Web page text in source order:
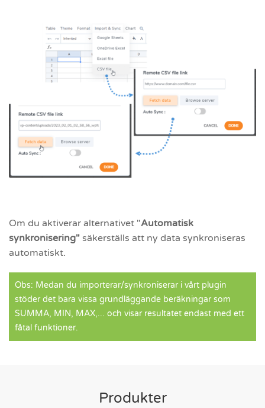
Om du aktiverar alternativet "Automatisk
synkronisering" säkerställs att ny data synkroniseras
automatiskt.
Obs: Medan du importerar/synkroniserar i vårt plugin
stöder det bara vissa grundläggande beräkningar som
SUMMA, MIN, MAX,... och visar resultatet endast med ett
fåtal funktioner.
Produkter